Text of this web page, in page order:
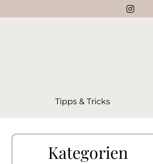
Tipps & Tricks
Kategorien